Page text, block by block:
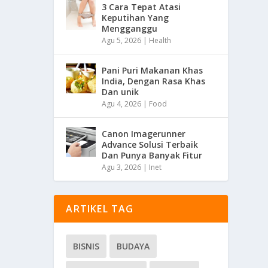
3 Cara Tepat Atasi
Keputihan Yang
Mengganggu
Agu 5, 2026 | Health
Pani Puri Makanan Khas
India, Dengan Rasa Khas
Dan unik
Agu 4, 2026 | Food
Canon Imagerunner
Advance Solusi Terbaik
Dan Punya Banyak Fitur
Agu 3, 2026 | Inet
ARTIKEL TAG
BISNIS BUDAYA